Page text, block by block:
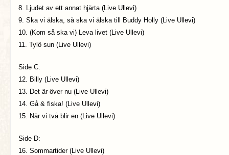
8. Ljudet av ett annat hjärta (Live Ullevi)
9. Ska vi älska, så ska vi älska till Buddy Holly (Live Ullevi)
10. (Kom så ska vi) Leva livet (Live Ullevi)
11. Tylö sun (Live Ullevi)
Side C:
12. Billy (Live Ullevi)
13. Det är över nu (Live Ullevi)
14. Gå & fiska! (Live Ullevi)
15. När vi två blir en (Live Ullevi)
Side D:
16. Sommartider (Live Ullevi)